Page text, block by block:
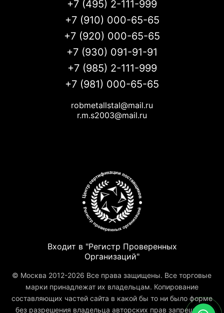
+7 (495) 2-111-999
+7 (910) 000-65-65
+7 (920) 000-65-65
+7 (930) 091-91-91
+7 (985) 2-111-999
+7 (981) 000-65-65
robmetallstal@mail.ru
r.m.s2003@mail.ru
Входит в "Регистр Проверенных
Организаций"
© Москва 2012-2026 Все права защищены. Все торговые
марки принадлежат их владельцам. Копирование
составляющих частей сайта в какой бы то ни было форме
без разрешения владельца авторских прав запрещено.